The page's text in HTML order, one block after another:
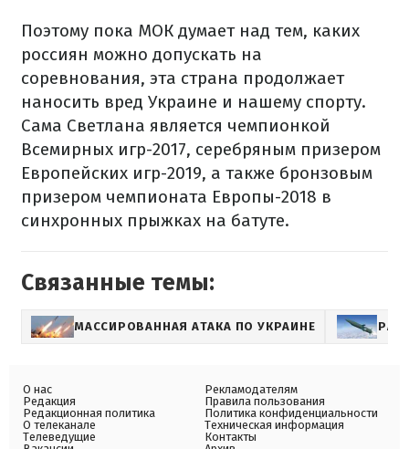
Поэтому пока МОК думает над тем, каких
россиян можно допускать на
соревнования, эта страна продолжает
наносить вред Украине и нашему спорту.
Сама Светлана является чемпионкой
Всемирных игр-2017, серебряным призером
Европейских игр-2019, а также бронзовым
призером чемпионата Европы-2018 в
синхронных прыжках на батуте.
Связанные темы:
МАССИРОВАННАЯ АТАКА ПО УКРАИНЕ
О нас
Редакция
Редакционная политика
О телеканале
Телеведущие
Рекламодателям
Правила пользования
Политика конфиденциальности
Техническая информация
Контакты